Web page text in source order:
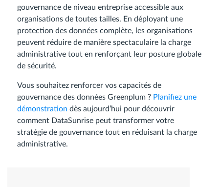
gouvernance de niveau entreprise accessible aux
organisations de toutes tailles. En déployant une
protection des données complète, les organisations
peuvent réduire de manière spectaculaire la charge
administrative tout en renforçant leur posture globale
de sécurité.
Vous souhaitez renforcer vos capacités de
gouvernance des données Greenplum ? Planifiez une
démonstration dès aujourd’hui pour découvrir
comment DataSunrise peut transformer votre
stratégie de gouvernance tout en réduisant la charge
administrative.